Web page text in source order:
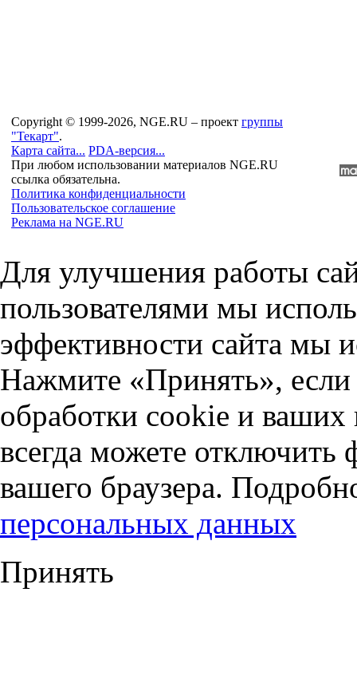
Copyright © 1999-2026, NGE.RU – проект группы
"Текарт".
Карта сайта... PDA-версия...
При любом использовании материалов NGE.RU
ссылка обязательна.
Политика конфиденциальности
Пользовательское соглашение
Реклама на NGE.RU
Для улучшения работы
пользователями мы
эффективности сайта мы
Нажмите «Принять», если
обработки cookie и
всегда можете отключить
вашего браузера.
персональных данных
Принять